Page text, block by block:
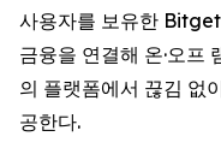
사용자를 보유한
금융을 연결해 온·오프
의 플랫폼에서 끊김 없
공한다.